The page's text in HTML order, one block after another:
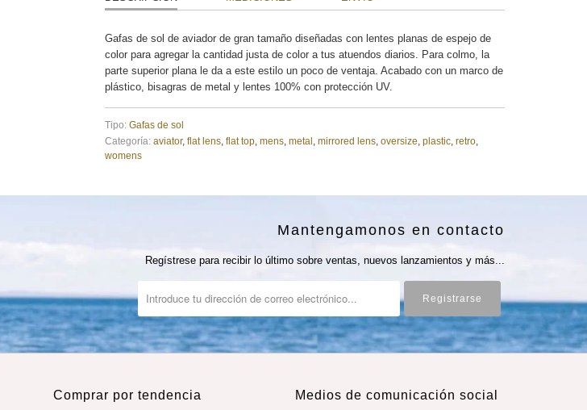
Gafas de sol de aviador de gran tamaño diseñadas con lentes planas de espejo de
color para agregar la cantidad justa de color a tus atuendos diarios. Para colmo, la
parte superior plana le da a este estilo un poco de ventaja. Acabado con un marco de
plástico, bisagras de metal y lentes 100% con protección UV.
Tipo: Gafas de sol
Categoría: aviator, flat lens, flat top, mens, metal mirrored lens, oversize plastic, retro,
womens
Mantengamonos en contacto
Regístrese para recibir lo último sobre ventas, nuevos lanzamientos y más...
Comprar por tendencia Medios de comunicación social